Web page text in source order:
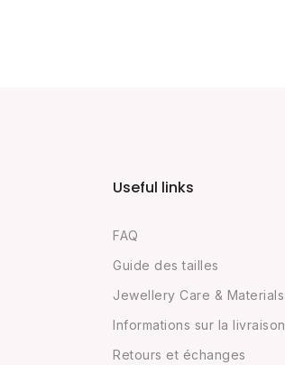
Useful links
FAQ
Guide des tailles
Jewellery Care & Materials
Informations sur la livraison
Retours et échanges